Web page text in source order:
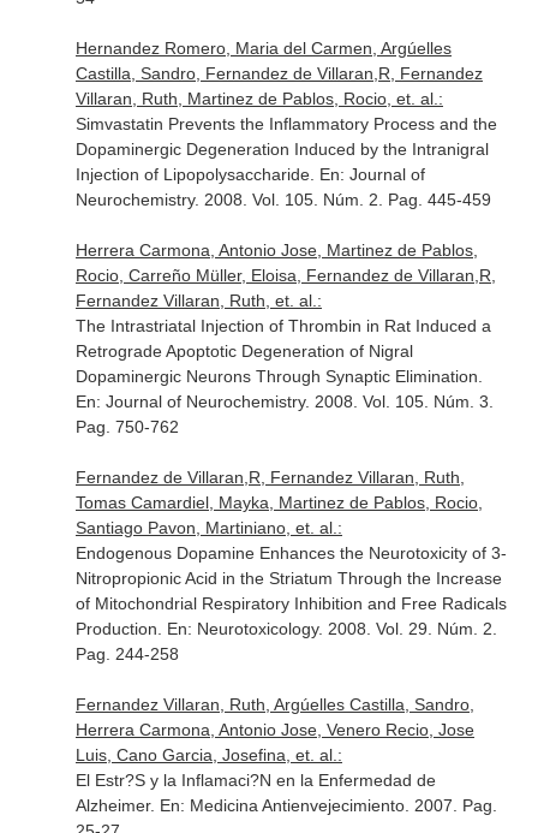
Hernandez Romero, Maria del Carmen, Argúelles
Castilla, Sandro, Fernandez de Villaran,R, Fernandez
Villaran, Ruth, Martinez de Pablos, Rocio, et. al.:
Simvastatin Prevents the Inflammatory Process and the
Dopaminergic Degeneration Induced by the Intranigral
Injection of Lipopolysaccharide. En: Journal of
Neurochemistry. 2008. Vol. 105. Núm. 2. Pag. 445-459
Herrera Carmona, Antonio Jose, Martinez de Pablos,
Rocio, Carreño Müller, Eloisa, Fernandez de Villaran,R,
Fernandez Villaran, Ruth, et. al.:
The Intrastriatal Injection of Thrombin in Rat Induced a
Retrograde Apoptotic Degeneration of Nigral
Dopaminergic Neurons Through Synaptic Elimination.
En: Journal of Neurochemistry. 2008. Vol. 105. Núm. 3.
Pag. 750-762
Fernandez de Villaran,R, Fernandez Villaran, Ruth,
Tomas Camardiel, Mayka, Martinez de Pablos, Rocio,
Santiago Pavon, Martiniano, et. al.:
Endogenous Dopamine Enhances the Neurotoxicity of 3-
Nitropropionic Acid in the Striatum Through the Increase
of Mitochondrial Respiratory Inhibition and Free Radicals
Production. En: Neurotoxicology. 2008. Vol. 29. Núm. 2.
Pag. 244-258
Fernandez Villaran, Ruth, Argúelles Castilla, Sandro,
Herrera Carmona, Antonio Jose, Venero Recio, Jose
Luis, Cano Garcia, Josefina, et. al.:
El Estr?S y la Inflamaci?N en la Enfermedad de
Alzheimer. En: Medicina Antienvejecimiento. 2007. Pag.